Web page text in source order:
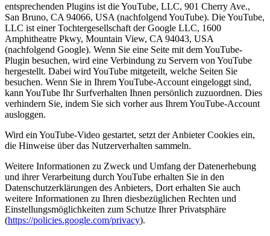
entsprechenden Plugins ist die YouTube, LLC, 901 Cherry Ave.,
San Bruno, CA 94066, USA (nachfolgend YouTube). Die YouTube,
LLC ist einer Tochtergesellschaft der Google LLC, 1600
Amphitheatre Pkwy, Mountain View, CA 94043, USA
(nachfolgend Google). Wenn Sie eine Seite mit dem YouTube-
Plugin besuchen, wird eine Verbindung zu Servern von YouTube
hergestellt. Dabei wird YouTube mitgeteilt, welche Seiten Sie
besuchen. Wenn Sie in Ihrem YouTube-Account eingeloggt sind,
kann YouTube Ihr Surfverhalten Ihnen persönlich zuzuordnen. Dies
verhindern Sie, indem Sie sich vorher aus Ihrem YouTube-Account
ausloggen.
Wird ein YouTube-Video gestartet, setzt der Anbieter Cookies ein,
die Hinweise über das Nutzerverhalten sammeln.
Weitere Informationen zu Zweck und Umfang der Datenerhebung
und ihrer Verarbeitung durch YouTube erhalten Sie in den
Datenschutzerklärungen des Anbieters, Dort erhalten Sie auch
weitere Informationen zu Ihren diesbezüglichen Rechten und
Einstellungsmöglichkeiten zum Schutze Ihrer Privatsphäre
(https://policies.google.com/privacy).